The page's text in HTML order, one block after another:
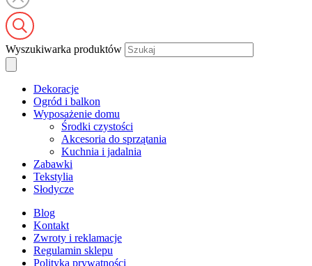
Wyszukiwarka produktów
Dekoracje
Ogród i balkon
Wyposażenie domu
Środki czystości
Akcesoria do sprzątania
Kuchnia i jadalnia
Zabawki
Tekstylia
Słodycze
Blog
Kontakt
Zwroty i reklamacje
Regulamin sklepu
Polityka prywatności